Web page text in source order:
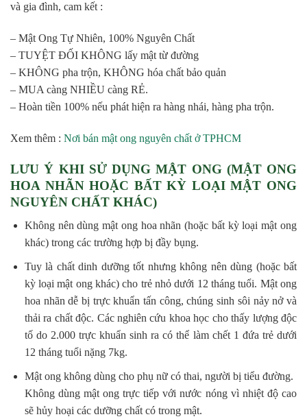
và gia đình, cam kết :
– Mật Ong Tự Nhiên, 100% Nguyên Chất
– TUYỆT ĐỐI KHÔNG lấy mật từ đường
– KHÔNG pha trộn, KHÔNG hóa chất bảo quản
– MUA càng NHIỀU càng RẺ.
– Hoàn tiền 100% nếu phát hiện ra hàng nhái, hàng pha trộn.
Xem thêm : Nơi bán mật ong nguyên chất ở TPHCM
LƯU Ý KHI SỬ DỤNG MẬT ONG (MẬT ONG
HOA NHÃN HOẶC BẤT KỲ LOẠI MẬT ONG
NGUYÊN CHẤT KHÁC)
Không nên dùng mật ong hoa nhãn (hoặc bất kỳ loại mật ong
khác) trong các trường hợp bị đầy bụng.
Tuy là chất dinh dưỡng tốt nhưng không nên dùng (hoặc bất
kỳ loại mật ong khác) cho trẻ nhỏ dưới 12 tháng tuổi. Mật ong
hoa nhãn dễ bị trực khuẩn tấn công, chúng sinh sôi nảy nở và
thải ra chất độc. Các nghiên cứu khoa học cho thấy lượng độc
tố do 2.000 trực khuẩn sinh ra có thể làm chết 1 đứa trẻ dưới
12 tháng tuổi nặng 7kg.
Mật ong không dùng cho phụ nữ có thai, người bị tiểu đường.
Không dùng mật ong trực tiếp với nước nóng vì nhiệt độ cao
sẽ hủy hoại các dưỡng chất có trong mật.